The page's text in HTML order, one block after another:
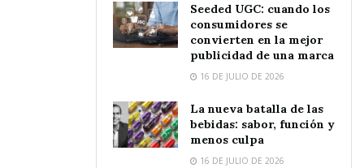
Seeded UGC: cuando los
consumidores se
convierten en la mejor
publicidad de una marca
16 DE JULIO DE 2026
La nueva batalla de las
bebidas: sabor, función y
menos culpa
16 DE JULIO DE 2026